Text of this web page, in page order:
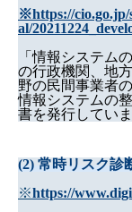
※https://cio.go.jp/
al/
「情報システム
の行政機関、地
野の民間事業者
情報システムの
書を発行していま
(2) 常時リスク診
※https://